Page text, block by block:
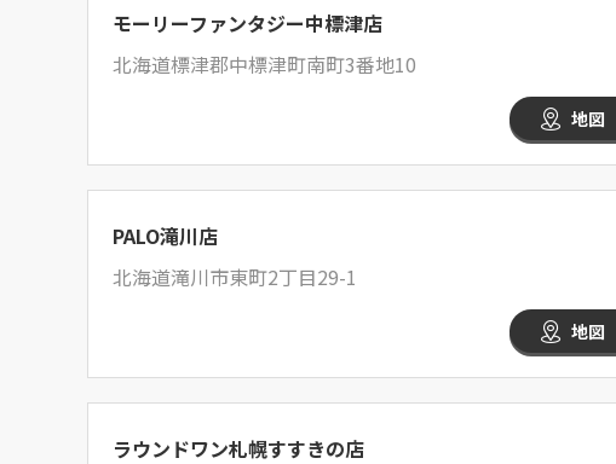
モーリーファンタジー中標津店
北海道標津郡中標津町南町3番地10
地図
PALO滝川店
北海道滝川市東町2丁目29-1
地図
ラウンドワン札幌すすきの店